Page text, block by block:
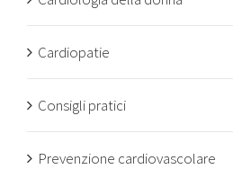
Cardiopatie
Consigli pratici
Prevenzione cardiovascolare